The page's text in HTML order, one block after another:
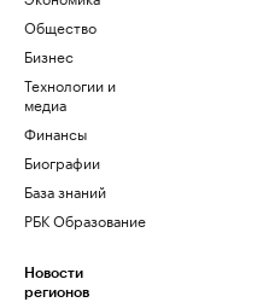
Общество
Бизнес
Технологии и
медиа
Финансы
Биографии
База знаний
РБК Образование
Новости
регионов